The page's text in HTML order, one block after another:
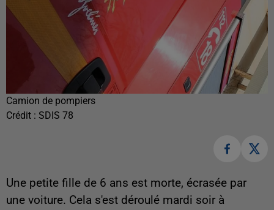
Camion de pompiers
Crédit : SDIS 78
Une petite fille de 6 ans est morte, écrasée par
une voiture. Cela s'est déroulé mardi soir à